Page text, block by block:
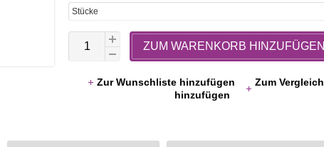
ZUM WARENKORB HINZUFÜGEN
Zur Wunschliste hinzufügen
Zum Vergleich
hinzufügen